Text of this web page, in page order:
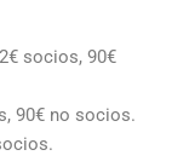
socios, 90€
90€ no socios.